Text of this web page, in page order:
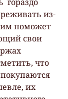
гораздо
из-
поможет
свои
что
их